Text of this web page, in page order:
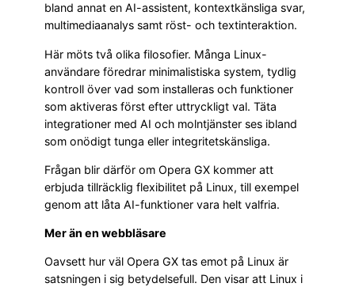
bland annat en AI-assistent, kontextkänsliga svar,
multimediaanalys samt röst- och textinteraktion.
Här möts två olika filosofier. Många Linux-
användare föredrar minimalistiska system, tydlig
kontroll över vad som installeras och funktioner
som aktiveras först efter uttryckligt val. Täta
integrationer med AI och molntjänster ses ibland
som onödigt tunga eller integritetskänsliga.
Frågan blir därför om Opera GX kommer att
erbjuda tillräcklig flexibilitet på Linux, till exempel
genom att låta AI-funktioner vara helt valfria.
Mer än en webbläsare
Oavsett hur väl Opera GX tas emot på Linux är
satsningen i sig betydelsefull. Den visar att Linux i